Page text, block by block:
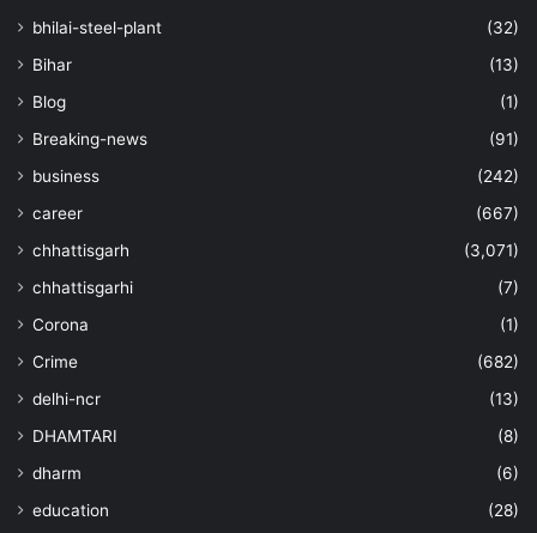
bhilai-steel-plant
(32)
Bihar
(13)
Blog
(1)
Breaking-news
(91)
business
(242)
career
(667)
chhattisgarh
(3,071)
chhattisgarhi
(7)
Corona
(1)
Crime
(682)
delhi-ncr
(13)
DHAMTARI
(8)
dharm
(6)
education
(28)